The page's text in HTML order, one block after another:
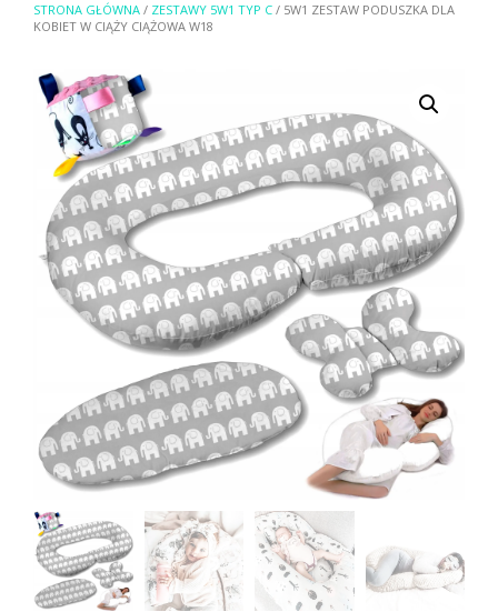
STRONA GŁÓWNA / ZESTAWY 5W1 TYP C / 5W1 ZESTAW PODUSZKA DLA
KOBIET W CIĄŻY CIĄŻOWA W18